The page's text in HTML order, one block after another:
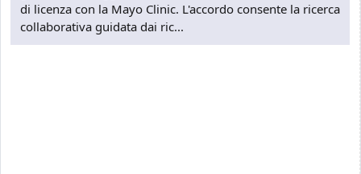
di licenza con la Mayo Clinic. L'accordo consente la ricerca
collaborativa guidata dai ric...